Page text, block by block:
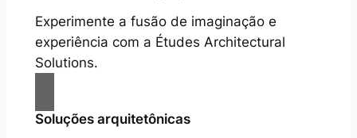
Experimente a fusão de imaginação e
experiência com a Études Architectural
Solutions.
Soluções arquitetônicas